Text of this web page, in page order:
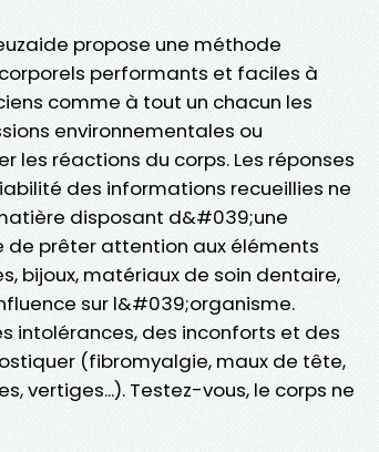
propose une méthode
performants et faciles à
comme à tout un chacun les
environnementales ou
les réactions du corps. Les réponses
des informations recueillies ne
disposant d&#039;une
prêter attention aux éléments
bijoux, matériaux de soin dentaire,
sur l&#039;organisme.
intolérances, des inconforts et des
(fibromyalgie, maux de tête,
vertiges...). Testez-vous, le corps ne